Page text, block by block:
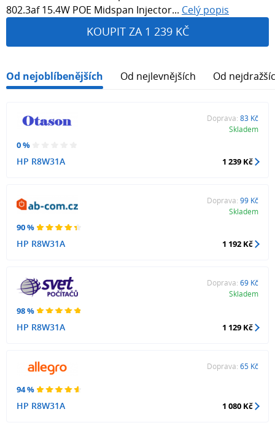
802.3af 15.4W POE Midspan Injector... Celý popis
KOUPIT ZA 1 239 KČ
Od nejoblíbenějších Od nejlevnějších Od
0 %
HP R8W31A
Doprava: 83 Kč
Skladem
1 239 Kč
90 %
HP R8W31A
Doprava: 99 Kč
Skladem
1 192 Kč
98 %
HP R8W31A
Doprava: 69 Kč
Skladem
1 129 Kč
94 %
HP R8W31A
Doprava: 65 Kč
1 080 Kč